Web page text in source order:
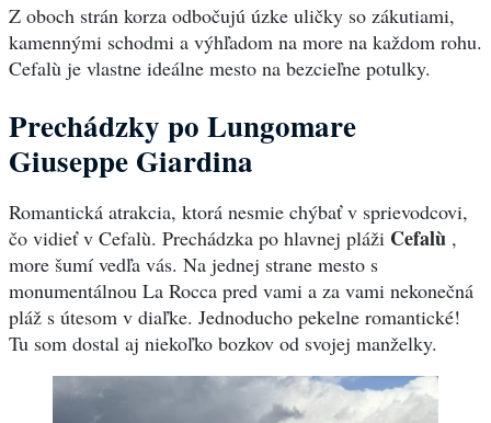
Z oboch strán korza odbočujú úzke uličky so zákutiami,
kamennými schodmi a výhľadom na more na každom rohu.
Cefalù je vlastne ideálne mesto na bezcieľne potulky.
Prechádzky po Lungomare
Giuseppe Giardina
Romantická atrakcia, ktorá nesmie chýbať v sprievodcovi,
čo vidieť v Cefalù. Prechádzka po hlavnej pláži Cefalù ,
more šumí vedľa vás. Na jednej strane mesto s
monumentálnou La Rocca pred vami a za vami nekonečná
pláž s útesom v diaľke. Jednoducho pekelne romantické!
Tu som dostal aj niekoľko bozkov od svojej manželky.